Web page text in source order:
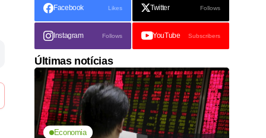
Facebook Likes Twitter Follows
Instagram Follows YouTube Subscribers
Últimas notícias
Economia